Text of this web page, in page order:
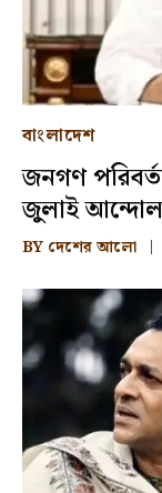
বাংলাদেশ
জনগণ
জুলাই
BY দেশের আলো